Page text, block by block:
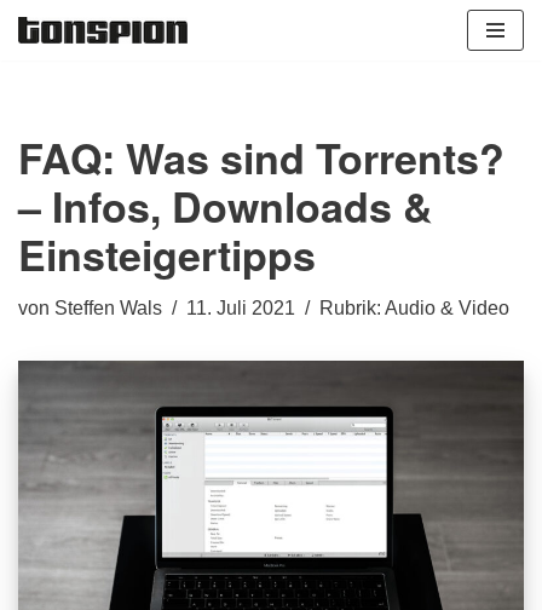
FAQ: Was sind Torrents?
– Infos, Downloads &
Einsteigertipps
von Steffen Wals 11. Juli 2021 Rubrik: Audio & Video